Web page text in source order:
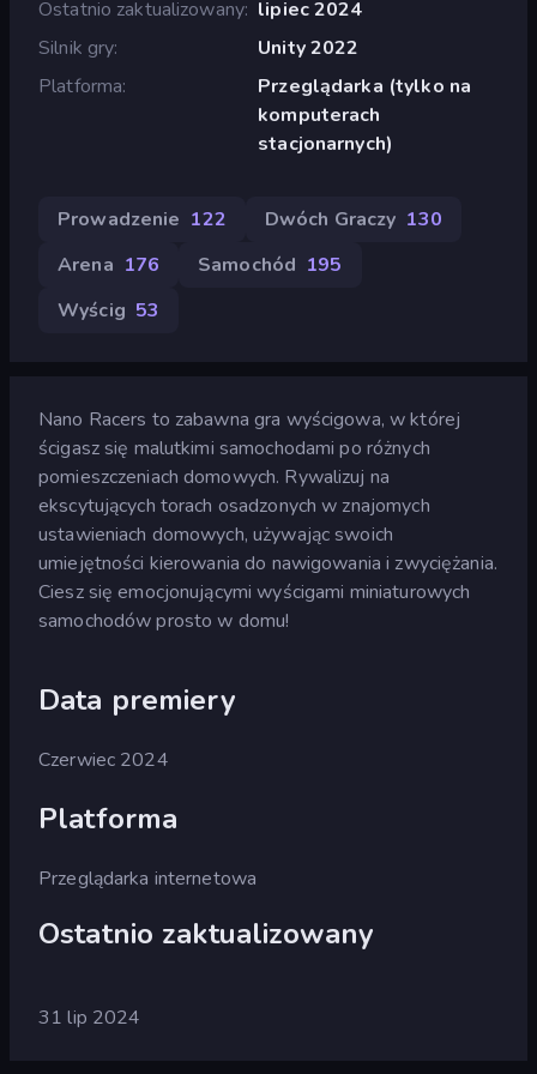
Ostatnio zaktualizowany lipiec 2024
Silnik gry
Unity 2022
Platforma
Przeglądarka (tylko na
komputerach
stacjonarnych)
Prowadzenie 122 Dwóch Graczy 130
Arena 176 Samochód 195
Wyścig 53
Nano Racers to zabawna gra wyścigowa, w której
ścigasz się malutkimi samochodami po różnych
pomieszczeniach domowych. Rywalizuj na
ekscytujących torach osadzonych w znajomych
ustawieniach domowych, używając swoich
umiejętności kierowania do nawigowania i zwyciężania.
Ciesz się emocjonującymi wyścigami miniaturowych
samochodów prosto w domu!
Data premiery
Czerwiec 2024
Platforma
Przeglądarka internetowa
Ostatnio zaktualizowany
31 lip 2024